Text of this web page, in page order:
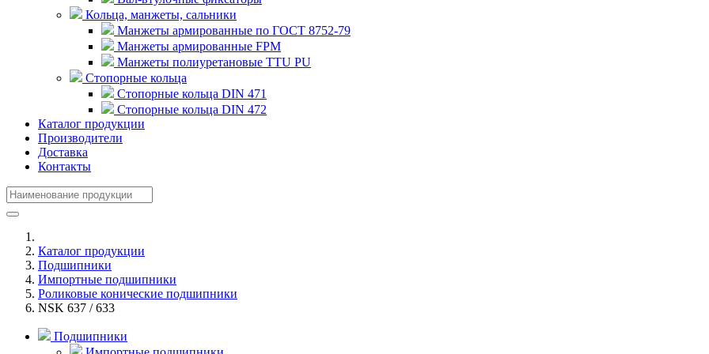
Кольца, манжеты, сальники
Манжеты армированные по ГОСТ 8752-79
Манжеты армированные FPM
Манжеты полиуретановые TTU PU
Стопорные кольца
Стопорные кольца DIN 471
Стопорные кольца DIN 472
Каталог продукции
Производители
Доставка
Контакты
Каталог продукции
Подшипники
Импортные подшипники
Роликовые конические подшипники
NSK 637 / 633
Подшипники